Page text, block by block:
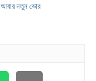
আবার নতুন ভোর